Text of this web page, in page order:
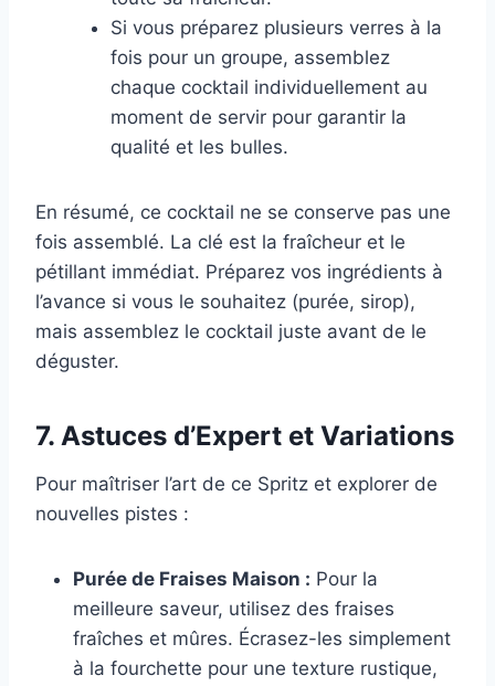
Si vous préparez plusieurs verres à la
fois pour un groupe, assemblez
chaque cocktail individuellement au
moment de servir pour garantir la
qualité et les bulles.
En résumé, ce cocktail ne se conserve pas une
fois assemblé. La clé est la fraîcheur et le
pétillant immédiat. Préparez vos ingrédients à
l’avance si vous le souhaitez (purée, sirop),
mais assemblez le cocktail juste avant de le
déguster.
7. Astuces d’Expert et Variations
Pour maîtriser l’art de ce Spritz et explorer de
nouvelles pistes :
Purée de Fraises Maison : Pour la
meilleure saveur, utilisez des fraises
fraîches et mûres. Écrasez-les simplement
à la fourchette pour une texture rustique,